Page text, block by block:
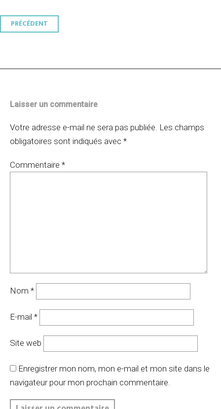
Navigation
PRÉCÉDENT
Laisser un commentaire
Votre adresse e-mail ne sera pas publiée. Les champs
obligatoires sont indiqués avec *
Commentaire *
Nom *
E-mail *
Site web
Enregistrer mon nom, mon e-mail et mon site dans le
navigateur pour mon prochain commentaire.